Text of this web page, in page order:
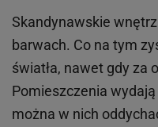
Skandynawskie
barwach. Co na tym
światła, nawet gdy za
Pomieszczenia
można w nich